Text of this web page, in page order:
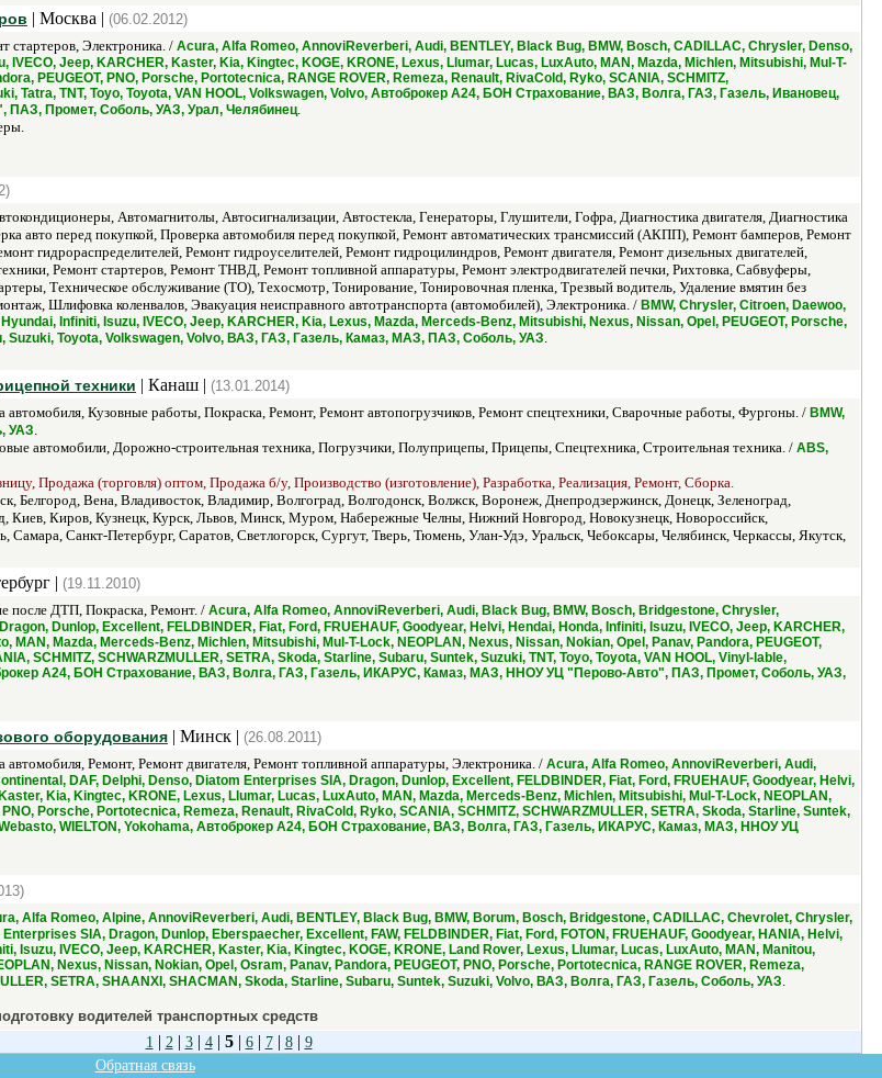
| Москва | (06.02.2012)
стартеров, Электроника. / Acura, Alfa Romeo, AnnoviReverberi, Audi, BENTLEY, Black Bug, BMW, Bosch, CADILLAC, Chrysler, Denso,
IVECO, Jeep, KARCHER, Kaster, Kia, Kingtec, KOGE, KRONE, Lexus, Llumar, Lucas, LuxAuto, MAN, Mazda, Michlen, Mitsubishi, Mul-T-
PEUGEOT, PNO, Porsche, Portotecnica, RANGE ROVER, Remeza, Renault, RivaCold, Ryko, SCANIA, SCHMITZ,
Tatra, TNT, Toyo, Toyota, VAN HOOL, Volkswagen, Volvo, Автоброкер А24, БОН Страхование, ВАЗ, Волга, ГАЗ, Газель, Ивановец,
Промет, Соболь, УАЗ, Урал, Челябинец.
Автомагнитолы, Автосигнализации, Автостекла, Генераторы, Глушители, Гофра, Диагностика двигателя, Диагностика
авто перед покупкой, Проверка автомобиля перед покупкой, Ремонт автоматических трансмиссий (АКПП), Ремонт бамперов, Ремонт
гидрораспределителей, Ремонт гидроуселителей, Ремонт гидроцилиндров, Ремонт двигателя, Ремонт дизельных двигателей,
Ремонт стартеров, Ремонт ТНВД, Ремонт топливной аппаратуры, Ремонт электродвигателей печки, Рихтовка, Сабвуферы,
Техническое обслуживание (ТО), Техосмотр, Тонирование, Тонировочная пленка, Трезвый водитель, Удаление вмятин без
Шлифовка коленвалов, Эвакуация неисправного автотранспорта (автомобилей), Электроника. / BMW, Chrysler, Citroen, Daewoo,
Infiniti, Isuzu, IVECO, Jeep, KARCHER, Kia, Lexus, Mazda, Merceds-Benz, Mitsubishi, Nexus, Nissan, Opel, PEUGEOT, Porsche,
Suzuki, Toyota, Volkswagen, Volvo, ВАЗ, ГАЗ, Газель, Камаз, МАЗ, ПАЗ, Соболь, УАЗ.
техники | Канаш | (13.01.2014)
автомобиля, Кузовные работы, Покраска, Ремонт, Ремонт автопогрузчиков, Ремонт спецтехники, Сварочные работы, Фургоны. / BMW,
УАЗ.
автомобили, Дорожно-строительная техника, Погрузчики, Полуприцепы, Прицепы, Спецтехника, Строительная техника. / ABS,
Продажа (торговля) оптом, Продажа б/у, Производство (изготовление), Разработка, Реализация, Ремонт, Сборка.
Белгород, Вена, Владивосток, Владимир, Волгоград, Волгодонск, Волжск, Воронеж, Днепродзержинск, Донецк, Зеленоград,
Киев, Киров, Кузнецк, Курск, Львов, Минск, Муром, Набережные Челны, Нижний Новгород, Новокузнецк, Новороссийск,
Самара, Санкт-Петербург, Саратов, Светлогорск, Сургут, Тверь, Тюмень, Улан-Удэ, Уральск, Чебоксары, Челябинск, Черкассы, Якутск,
| (19.11.2010)
после ДТП, Покраска, Ремонт. / Acura, Alfa Romeo, AnnoviReverberi, Audi, Black Bug, BMW, Bosch, Bridgestone, Chrysler,
Dunlop, Excellent, FELDBINDER, Fiat, Ford, FRUEHAUF, Goodyear, Helvi, Hendai, Honda, Infiniti, Isuzu, IVECO, Jeep, KARCHER,
MAN, Mazda, Merceds-Benz, Michlen, Mitsubishi, Mul-T-Lock, NEOPLAN, Nexus, Nissan, Nokian, Opel, Panav, Pandora, PEUGEOT,
SCHMITZ, SCHWARZMULLER, SETRA, Skoda, Starline, Subaru, Suntek, Suzuki, TNT, Toyo, Toyota, VAN HOOL, Vinyl-lable,
А24, БОН Страхование, ВАЗ, Волга, ГАЗ, Газель, ИКАРУС, Камаз, МАЗ, ННОУ УЦ "Перово-Авто", ПАЗ, Промет, Соболь, УАЗ,
оборудования | Минск | (26.08.2011)
автомобиля, Ремонт, Ремонт двигателя, Ремонт топливной аппаратуры, Электроника. / Acura, Alfa Romeo, AnnoviReverberi, Audi,
DAF, Delphi, Denso, Diatom Enterprises SIA, Dragon, Dunlop, Excellent, FELDBINDER, Fiat, Ford, FRUEHAUF, Goodyear, Helvi,
Kia, Kingtec, KRONE, Lexus, Llumar, Lucas, LuxAuto, MAN, Mazda, Merceds-Benz, Michlen, Mitsubishi, Mul-T-Lock, NEOPLAN,
Porsche, Portotecnica, Remeza, Renault, RivaCold, Ryko, SCANIA, SCHMITZ, SCHWARZMULLER, SETRA, Skoda, Starline, Suntek,
Webasto, WIELTON, Yokohama, Автоброкер А24, БОН Страхование, ВАЗ, Волга, ГАЗ, Газель, ИКАРУС, Камаз, МАЗ, ННОУ УЦ
Alfa Romeo, Alpine, AnnoviReverberi, Audi, BENTLEY, Black Bug, BMW, Borum, Bosch, Bridgestone, CADILLAC, Chevrolet, Chrysler,
SIA, Dragon, Dunlop, Eberspaecher, Excellent, FAW, FELDBINDER, Fiat, Ford, FOTON, FRUEHAUF, Goodyear, HANIA, Helvi,
Isuzu, IVECO, Jeep, KARCHER, Kaster, Kia, Kingtec, KOGE, KRONE, Land Rover, Lexus, Llumar, Lucas, LuxAuto, MAN, Manitou,
Nexus, Nissan, Nokian, Opel, Osram, Panav, Pandora, PEUGEOT, PNO, Porsche, Portotecnica, RANGE ROVER, Remeza,
SETRA, SHAANXI, SHACMAN, Skoda, Starline, Subaru, Suntek, Suzuki, Volvo, ВАЗ, Волга, ГАЗ, Газель, Соболь, УАЗ.
водителей транспортных средств
1 | 2 | 3| 4| 5| 6| 7| 8| 9
Обратная связь